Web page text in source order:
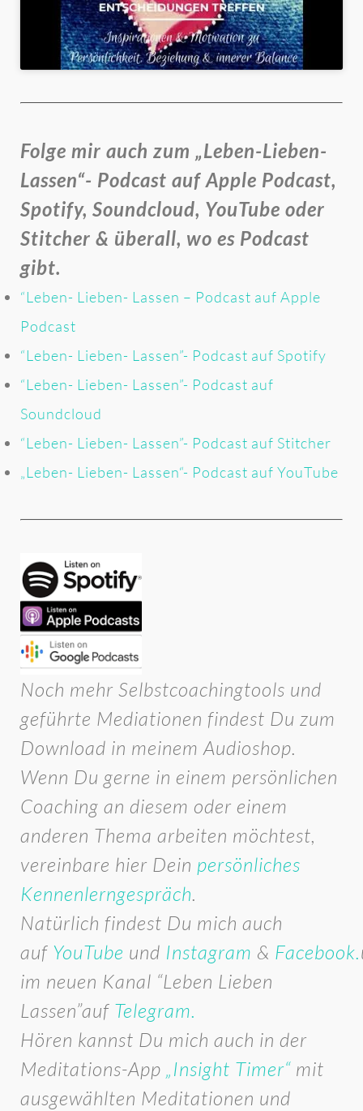
Folge mir auch zum „Leben-Lieben-
Lassen“- Podcast auf Apple Podcast,
Spotify, Soundcloud, YouTube oder
Stitcher & überall, wo es Podcast
gibt.
“Leben- Lieben- Lassen – Podcast auf Apple
Podcast
“Leben- Lieben- Lassen”- Podcast auf Spotify
“Leben- Lieben- Lassen”- Podcast auf
Soundcloud
“Leben- Lieben- Lassen”- Podcast auf Stitcher
„Leben- Lieben- Lassen“- Podcast auf YouTube
Noch mehr Selbstcoachingtools und
geführte Mediationen findest Du zum
Download in meinem Audioshop.
Wenn Du gerne in einem persönlichen
Coaching an diesem oder einem
anderen Thema arbeiten möchtest,
vereinbare hier Dein persönliches
Kennenlerngespräch.
Natürlich findest Du mich auch
auf YouTube und Instagram & Facebook.
im neuen Kanal “Leben Lieben
Lassen”auf Telegram.
Hören kannst Du mich auch in der
Meditations-App „Insight Timer“ mit
ausgewählten Meditationen und